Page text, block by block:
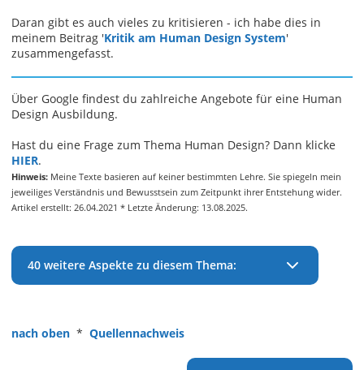
Daran gibt es auch vieles zu kritisieren - ich habe dies in
meinem Beitrag 'Kritik am Human Design System'
zusammengefasst.
Über Google findest du zahlreiche Angebote für eine Human
Design Ausbildung.
Hast du eine Frage zum Thema Human Design? Dann klicke
HIER.
Hinweis: Meine Texte basieren auf keiner bestimmten Lehre. Sie spiegeln mein
jeweiliges Verständnis und Bewusstsein zum Zeitpunkt ihrer Entstehung wider.
Artikel erstellt: 26.04.2021 * Letzte Änderung: 13.08.2025.
40 weitere Aspekte zu diesem Thema:
nach oben * Quellennachweis